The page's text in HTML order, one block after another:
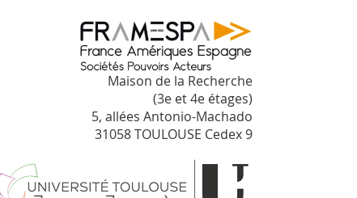
Maison de la Recherche
(3e et 4e étages)
5, allées Antonio-Machado
31058 TOULOUSE Cedex 9